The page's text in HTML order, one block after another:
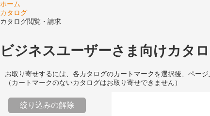
ホーム
カタログ
カタログ閲覧・請求
ビジネスユーザーさま向けカタ
お取り寄せするには、各カタログのカートマークを選択後、ペー
（カートマークのないカタログはお取り寄せできません）
絞り込みの解除